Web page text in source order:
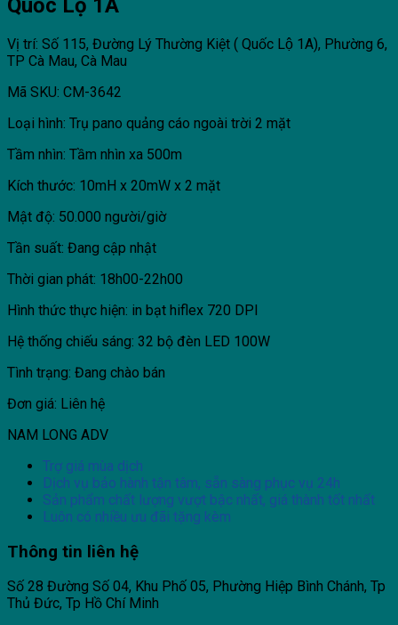
Quốc Lộ 1A
Vị trí: Số 115, Đường Lý Thường Kiệt ( Quốc Lộ 1A), Phường 6,
TP Cà Mau, Cà Mau
Mã SKU: CM-3642
Loại hình: Trụ pano quảng cáo ngoài trời 2 mặt
Tầm nhìn: Tầm nhìn xa 500m
Kích thước: 10mH x 20mW x 2 mặt
Mật độ: 50.000 người/giờ
Tần suất: Đang cập nhật
Thời gian phát: 18h00-22h00
Hình thức thực hiện: in bạt hiflex 720 DPI
Hệ thống chiếu sáng: 32 bộ đèn LED 100W
Tình trạng: Đang chào bán
Đơn giá: Liên hệ
NAM LONG ADV
Trợ giá mùa dịch
Dịch vụ bảo hành tận tâm, sẵn sàng phục vụ 24h
Sản phẩm chất lượng vượt bậc nhất, giá thành tốt nhất
Luôn có nhiều ưu đãi tặng kèm
Thông tin liên hệ
Số 28 Đường Số 04, Khu Phố 05, Phường Hiệp Bình Chánh, Tp
Thủ Đức, Tp Hồ Chí Minh